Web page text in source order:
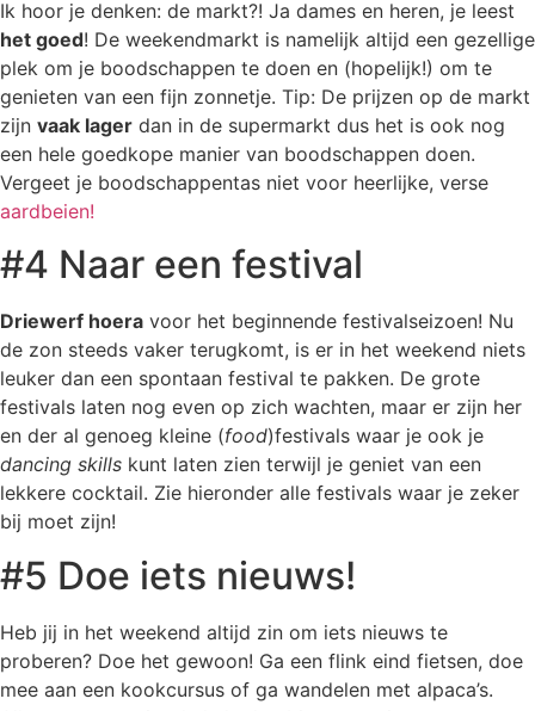
Ik hoor je denken: de markt?! Ja dames en heren, je leest
het goed! De weekendmarkt is namelijk altijd een gezellige
plek om je boodschappen te doen en (hopelijk!) om te
genieten van een fijn zonnetje. Tip: De prijzen op de markt
zijn vaak lager dan in de supermarkt dus het is ook nog
een hele goedkope manier van boodschappen doen.
Vergeet je boodschappentas niet voor heerlijke, verse
aardbeien!
#4 Naar een festival
Driewerf hoera voor het beginnende festivalseizoen! Nu
de zon steeds vaker terugkomt, is er in het weekend niets
leuker dan een spontaan festival te pakken. De grote
festivals laten nog even op zich wachten, maar er zijn her
en der al genoeg kleine (food)festivals waar je ook je
dancing skills kunt laten zien terwijl je geniet van een
lekkere cocktail. Zie hieronder alle festivals waar je zeker
bij moet zijn!
#5 Doe iets nieuws!
Heb jij in het weekend altijd zin om iets nieuws te
proberen? Doe het gewoon! Ga een flink eind fietsen, doe
mee aan een kookcursus of ga wandelen met alpaca’s.